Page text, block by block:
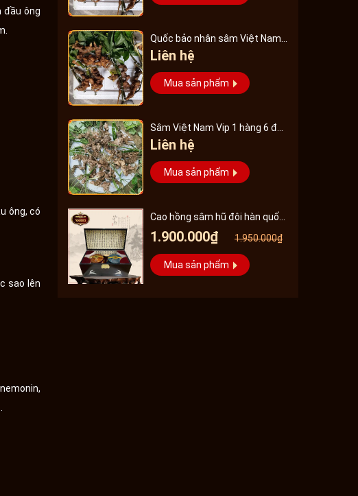
đầu ông
ông, có
sao lên
Quốc bảo nhân sâm Việt Nam
Vip 3, 15 năm đến 20 năm
Liên hệ
Mua sản phẩm
Sâm Việt Nam Vip 1 hàng 6 đến
8 năm tuổi
Liên hệ
Mua sản phẩm
Cao hồng sâm hũ đôi hàn quốc
pocheon - NS885
1.900.000₫ 1.950.000₫
Mua sản phẩm